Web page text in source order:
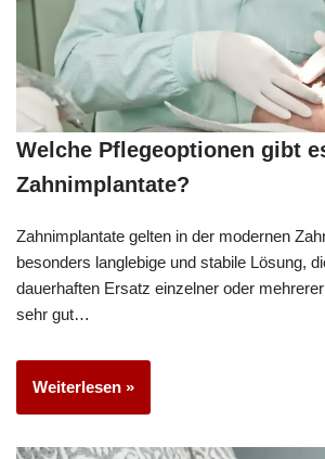
Welche Pflegeoptionen gibt
Zahnimplantate?
Zahnimplantate gelten in der modernen
besonders langlebige und stabile Lösung,
dauerhaften Ersatz einzelner oder
sehr gut…
Weiterlesen »